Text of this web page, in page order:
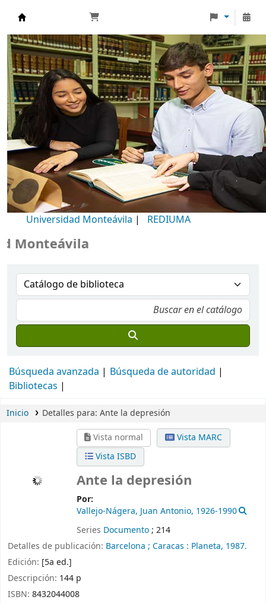
Biblioteca Universidad Monteávila
Universidad Monteávila | REDIUMA
Búsqueda avanzada
Búsqueda de autoridad
Bibliotecas
Inicio Detalles para: Ante la depresión
Vista normal
Vista MARC
Vista ISBD
Ante la depresión
Por:
Vallejo-Nágera, Juan Antonio, 1926-1990
Series Documento; 214
Detalles de publicación: Barcelona ; Caracas : Planeta, 1987.
Edición: [5a ed.]
Descripción: 144 p
ISBN: 8432044008